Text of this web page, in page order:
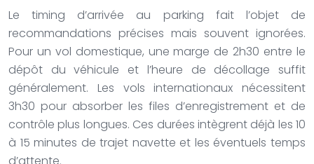
Le timing d’arrivée au parking fait l’objet de
recommandations précises mais souvent ignorées.
Pour un vol domestique, une marge de 2h30 entre le
dépôt du véhicule et l’heure de décollage suffit
généralement. Les vols internationaux nécessitent
3h30 pour absorber les files d’enregistrement et de
contrôle plus longues. Ces durées intègrent déjà les 10
à 15 minutes de trajet navette et les éventuels temps